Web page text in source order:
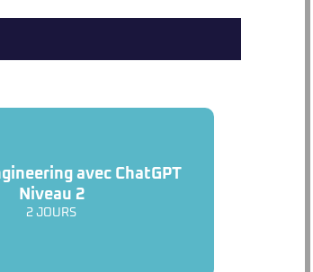
avec ChatGPT
Niveau 2
2 JOURS